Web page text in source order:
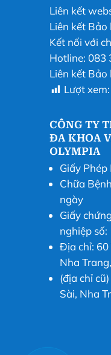
Liên kết
Liên kết
Kết nối với
Hotline: 083
Liên kết
Lượt xem:
CÔNG TY
ĐA KHOA
OLYMPIA
Giấy
Chữa
ngày
Giấy
nghiệp số:
Địa chỉ: 60
Nha
(địa chỉ
Sài, Nha